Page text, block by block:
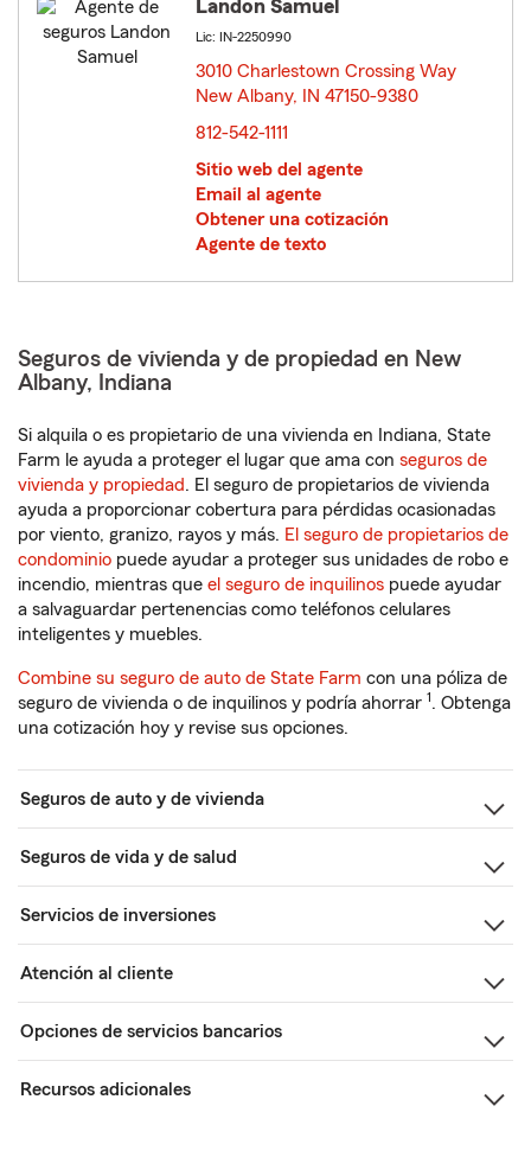
Landon Samuel
Lic: IN-2250990
3010 Charlestown Crossing Way
New Albany, IN 47150-9380
812-542-1111
Sitio web del agente
Email al agente
Obtener una cotización
Agente de texto
Seguros de vivienda y de propiedad en New
Albany, Indiana
Si alquila o es propietario de una vivienda en Indiana, State
Farm le ayuda a proteger el lugar que ama con seguros de
vivienda y propiedad. El seguro de propietarios de vivienda
ayuda a proporcionar cobertura para pérdidas ocasionadas
por viento, granizo, rayos y más. El seguro de propietarios de
condominio puede ayudar a proteger sus unidades de robo e
incendio, mientras que el seguro de inquilinos puede ayudar
a salvaguardar pertenencias como teléfonos celulares
inteligentes y muebles.
Combine su seguro de auto de State Farm con una póliza de
seguro de vivienda o de inquilinos y podría ahorrar 1. Obtenga
una cotización hoy y revise sus opciones.
Seguros de auto y de vivienda
Seguros de vida y de salud
Servicios de inversiones
Atención al cliente
Opciones de servicios bancarios
Recursos adicionales